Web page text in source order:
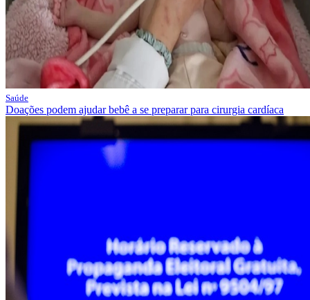
Saúde
Doações podem ajudar bebê a se preparar para cirurgia cardíaca